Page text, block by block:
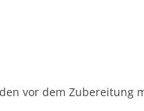
vor dem Zubereitung